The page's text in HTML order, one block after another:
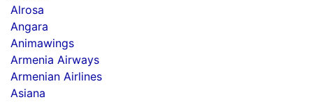
Alrosa
Angara
Animawings
Armenia Airways
Armenian Airlines
Asiana